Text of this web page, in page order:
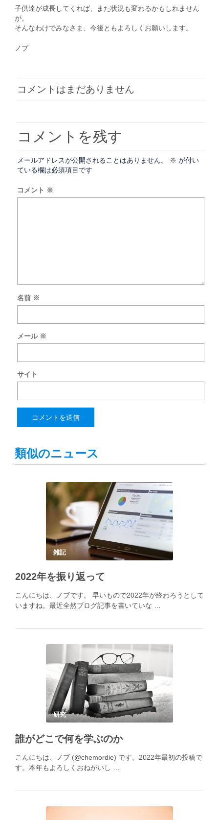
子供達が成長してくれば、また状況も変わるかもしれません
が。
そんなわけでみなさま、今後ともよろしくお願いします。
ノブ
コメントはまだありません
コメントを残す
メールアドレスが公開されることはありません。 ※ が付い
ている欄は必須項目です
コメント ※
名前 ※
メール ※
サイト
類似のニュース
雑記
2022年を振り返って
こんにちは、ノブです。 早いもので2022年が終わろうとして
いますね。最近全然ブログ記事を書いていな …
研究
誰がどこで何を学ぶのか
こんにちは、ノブ (@chemordie) です。2022年最初の投稿で
す。本年もよろしくおねがいし …